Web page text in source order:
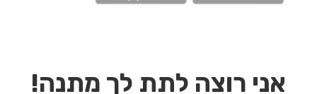
אני רוצה לתת לך מתנה!